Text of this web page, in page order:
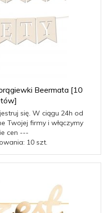
Beermata [10
się. W ciągu 24h od
Twojej firmy i włączymy
cen ---
10 szt.